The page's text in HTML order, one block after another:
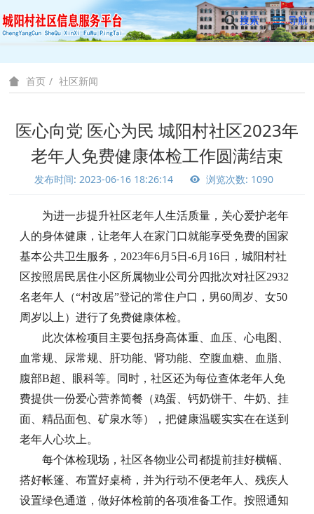
搜索 导航
首页 社区新闻
医心向党 医心为民 城阳村社区2023年
老年人免费健康体检工作圆满结束
发布时间: 2023-06-16 18:26:14 浏览次数: 1090
为进一步提升社区老年人生活质量，关心爱护老年
人的身体健康，让老年人在家门口就能享受免费的国家
基本公共卫生服务， 2023年6月5日-6月16日，城阳村社
区按照居民居住小区所属物业公司分四批次对社区2932
名老年人（“村改居”登记的常住户口，男60周岁、女50
周岁以上）进行了免费健康体检。
此次体检项目主要包括身高体重、血压、心电图、
血常规、尿常规、肝功能、肾功能、空腹血糖、血脂、
腹部B超、眼科等。同时，社区还为每位查体老年人免
费提供一份爱心营养简餐（鸡蛋、钙奶饼干、牛奶、挂
面、精品面包、矿泉水等），把健康温暖实实在在送到
老年人心坎上。
每个体检现场，社区各物业公司都提前挂好横幅、
搭好帐篷、布置好桌椅，并为行动不便老年人、残疾人
设置绿色通道，做好体检前的各项准备工作。按照通知